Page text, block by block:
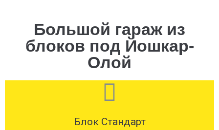
Большой гараж из
блоков под Йошкар-
Олой
Блок Стандарт